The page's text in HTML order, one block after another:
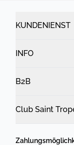
KUNDENIENST
INFO
B2B
Club Saint